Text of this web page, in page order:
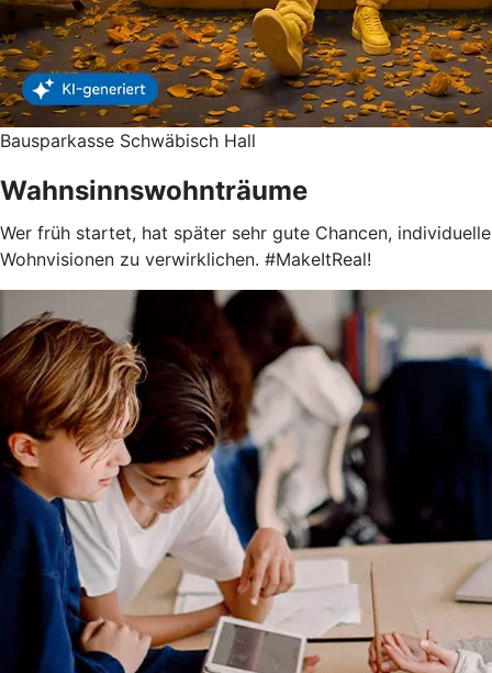
Bausparkasse Schwäbisch Hall
Wahnsinnswohnträume
Wer früh startet, hat später sehr gute Chancen, individuelle
Wohnvisionen zu verwirklichen. #MakeItReal!